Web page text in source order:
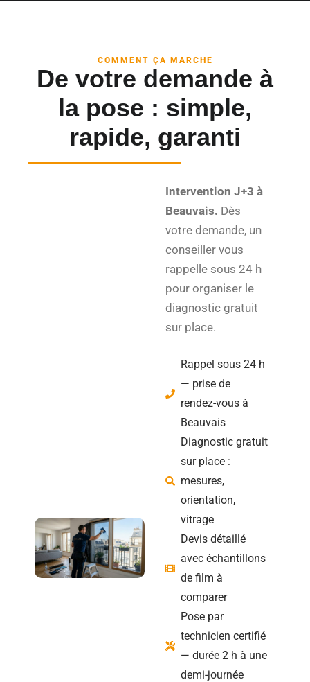
COMMENT ÇA MARCHE
De votre demande à
la pose : simple,
rapide, garanti
Intervention J+3 à
Beauvais. Dès
votre demande, un
conseiller vous
rappelle sous 24 h
pour organiser le
diagnostic gratuit
sur place.
Rappel sous 24 h
— prise de
rendez-vous à
Beauvais
Diagnostic gratuit
sur place :
mesures,
orientation,
vitrage
Devis détaillé
avec échantillons
de film à
comparer
Pose par
technicien certifié
— durée 2 h à une
demi-journée